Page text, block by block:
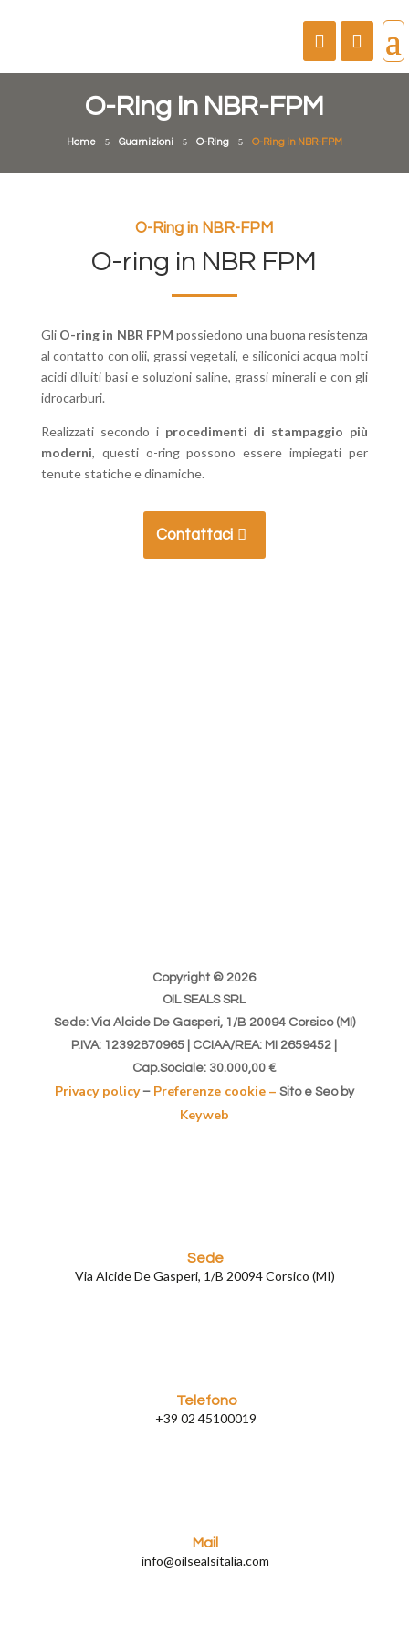
O-Ring in NBR-FPM
Home 5 Guarnizioni 5 O-Ring 5 O-Ring in NBR-FPM
O-Ring in NBR-FPM
O-ring in NBR FPM
Gli O-ring in NBR FPM possiedono una buona resistenza
al contatto con olii, grassi vegetali, e siliconici acqua molti
acidi diluiti basi e soluzioni saline, grassi minerali e con gli
idrocarburi.
Realizzati secondo i procedimenti di stampaggio più
moderni, questi o-ring possono essere impiegati per
tenute statiche e dinamiche.
Contattaci
Copyright © 2026
OIL SEALS SRL
Sede: Via Alcide De Gasperi, 1/B 20094 Corsico (MI)
P.IVA: 12392870965 | CCIAA/REA: MI 2659452 |
Cap.Sociale: 30.000,00 €
Privacy policy– Preferenze cookie – Sito e Seo by
Keyweb
Sede
Via Alcide De Gasperi, 1/B 20094 Corsico (MI)
Telefono
+39 02 45100019
Mail
info@oilsealsitalia.com